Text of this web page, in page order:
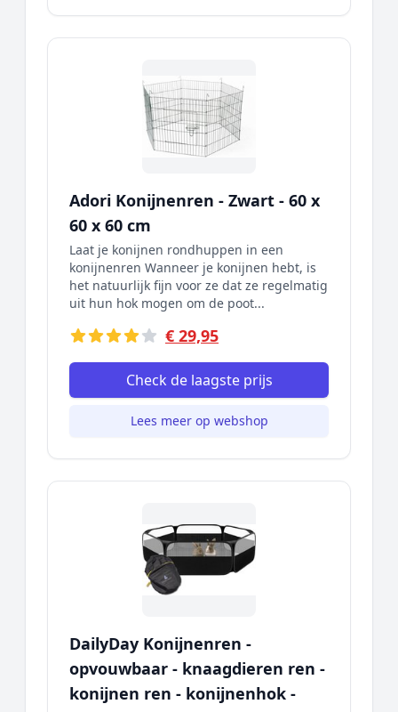
Adori Konijnenren - Zwart - 60 x
60 x 60 cm
Laat je konijnen rondhuppen in een
konijnenren Wanneer je konijnen hebt, is
het natuurlijk fijn voor ze dat ze regelmatig
uit hun hok mogen om de poot...
€ 29,95
Check de laagste prijs
Lees meer op webshop
DailyDay Konijnenren -
opvouwbaar - knaagdieren ren -
konijnen ren - konijnenhok -